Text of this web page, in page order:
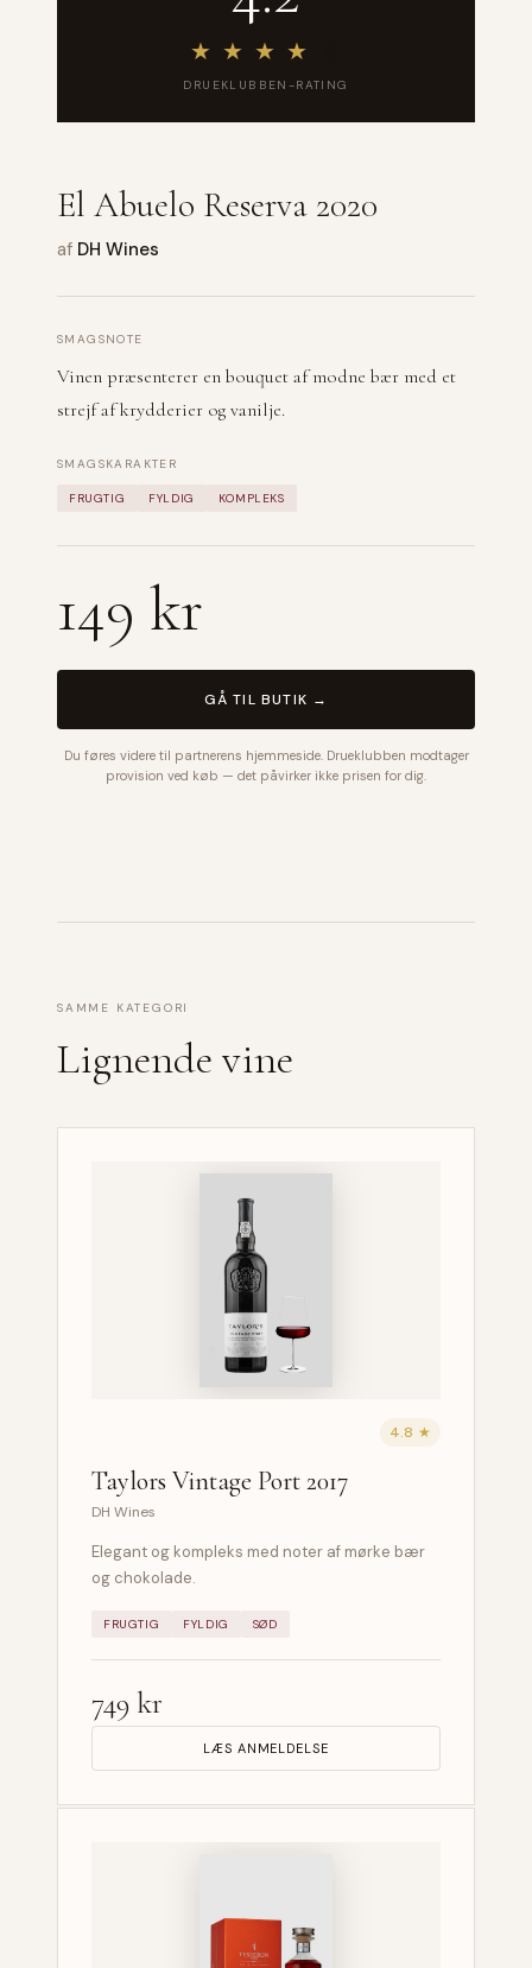
★ ★ ★ ★
DRUEKLUBBEN-RATING
El Abuelo Reserva 2020
af DH Wines
SMAGSNOTE
Vinen præsenterer en bouquet af modne bær med et
strejf af krydderier og vanilje.
SMAGSKARAKTER
FRUGTIG FYLDIG KOMPLEKS
149 kr
GÅ TIL BUTIK →
Du føres videre til partnerens hjemmeside. Drueklubben modtager
provision ved køb — det påvirker ikke prisen for dig.
SAMME KATEGORI
Lignende vine
4.8 ★
Taylors Vintage Port 2017
DH Wines
Elegant og kompleks med noter af mørke bær
og chokolade.
FRUGTIG FYLDIG SØD
749 kr
LÆS ANMELDELSE